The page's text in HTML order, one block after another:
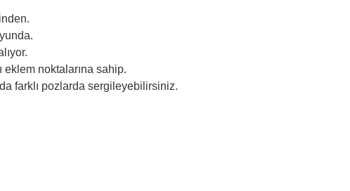
noktalarına sahip.
farklı pozlarda sergileyebilirsiniz.